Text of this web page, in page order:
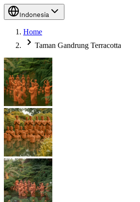
Indonesia
Home
Taman Gandrung Terracotta